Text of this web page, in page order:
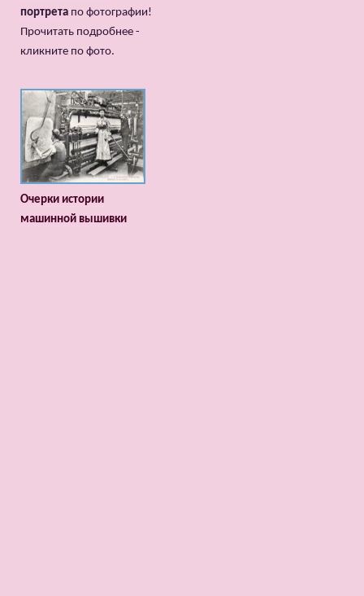
портрета по фотографии!
Прочитать подробнее -
кликните по фото.
Очерки истории
машинной вышивки